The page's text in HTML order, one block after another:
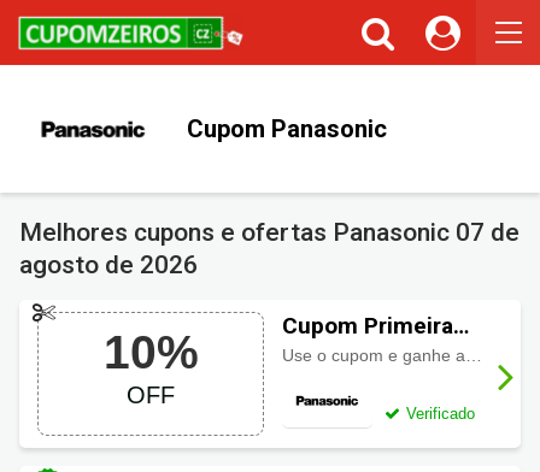
Cupom Panasonic
Melhores cupons e ofertas Panasonic 07 de
agosto de 2026
10%
OFF
Cupom Primeira
Compra Panasonic
Verificado